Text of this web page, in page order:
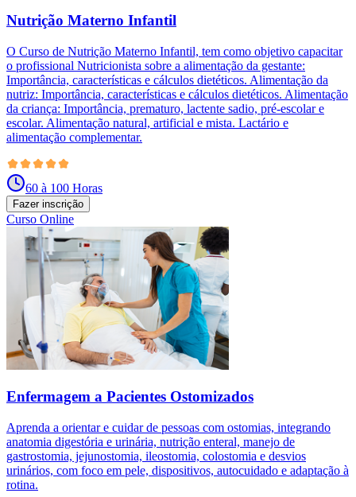
Nutrição Materno Infantil
O Curso de Nutrição Materno Infantil, tem como objetivo capacitar
o profissional Nutricionista sobre a alimentação da gestante:
Importância, características e cálculos dietéticos. Alimentação da
nutriz: Importância, características e cálculos dietéticos. Alimentação
da criança: Importância, prematuro, lactente sadio, pré-escolar e
escolar. Alimentação natural, artificial e mista. Lactário e
alimentação complementar.
60 à 100 Horas
Fazer inscrição
Curso Online
Enfermagem a Pacientes Ostomizados
Aprenda a orientar e cuidar de pessoas com ostomias, integrando
anatomia digestória e urinária, nutrição enteral, manejo de
gastrostomia, jejunostomia, ileostomia, colostomia e desvios
urinários, com foco em pele, dispositivos, autocuidado e adaptação à
rotina.